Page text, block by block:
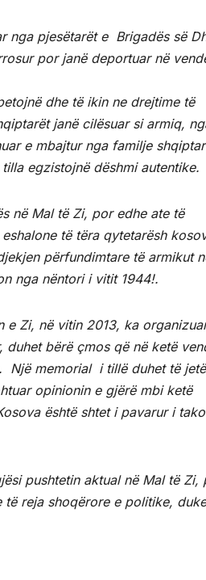
nga pjesëtarët e Brigadës së
por janë deportuar në
dhe të ikin ne drejtime të
janë cilësuar si armiq,
e mbajtur nga familje
egzistojnë dëshmi autentike.
në Mal të Zi, por edhe ate të
të tëra qytetarësh
përfundimtare të armikut
nga nëntori i vitit 1944!.
e Zi, në vitin 2013, ka
bërë çmos që në ketë
Një memorial i tillë duhet të jetë
opinionin e gjërë mbi ketë
është shtet i pavarur i
pushtetin aktual në Mal të Zi,
reja shoqërore e politike, duke